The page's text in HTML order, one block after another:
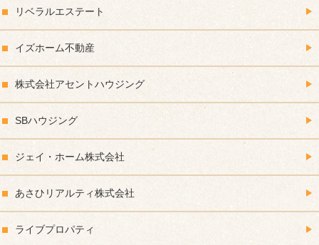
リベラルエステート
イズホーム不動産
株式会社アセントハウジング
SBハウジング
ジェイ・ホーム株式会社
あさひリアルティ株式会社
ライブプロパティ